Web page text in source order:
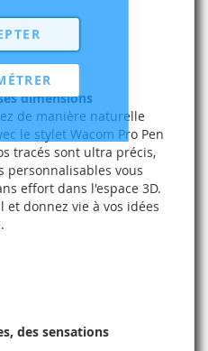
dimensions
de manière naturelle
le stylet Wacom Pro Pen
tracés sont ultra précis,
personnalisables vous
effort dans l'espace 3D.
et donnez vie à vos idées
des sensations